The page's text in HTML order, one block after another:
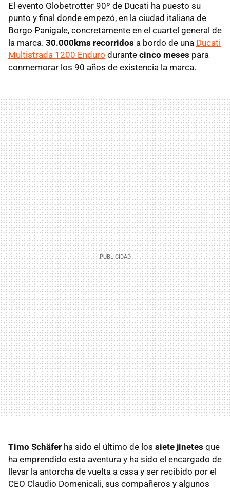
El evento Globetrotter 90º de Ducati ha puesto su
punto y final donde empezó, en la ciudad italiana de
Borgo Panigale, concretamente en el cuartel general de
la marca. 30.000kms recorridos a bordo de una Ducati
Multistrada 1200 Enduro durante cinco meses para
conmemorar los 90 años de existencia la marca.
Timo Schäfer ha sido el último de los siete jinetes que
ha emprendido esta aventura y ha sido el encargado de
llevar la antorcha de vuelta a casa y ser recibido por el
CEO Claudio Domenicali, sus compañeros y algunos